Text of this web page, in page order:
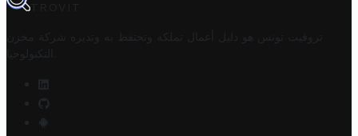
TROVIT
تروفيت تونس هو دليل أعمال تملكه وتحتفظ به وتديره
شركة مخزن
التكنولوجيا